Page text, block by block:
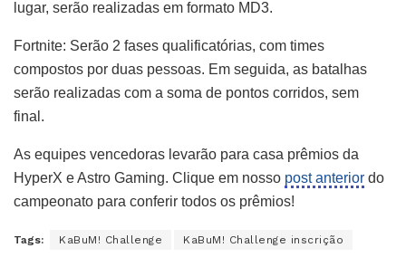
lugar, serão realizadas em formato MD3.
Fortnite: Serão 2 fases qualificatórias, com times
compostos por duas pessoas. Em seguida, as batalhas
serão realizadas com a soma de pontos corridos, sem
final.
As equipes vencedoras levarão para casa prêmios da
HyperX e Astro Gaming. Clique em nosso post anterior do
campeonato para conferir todos os prêmios!
Tags: KaBuM! Challenge KaBuM! Challenge inscrição